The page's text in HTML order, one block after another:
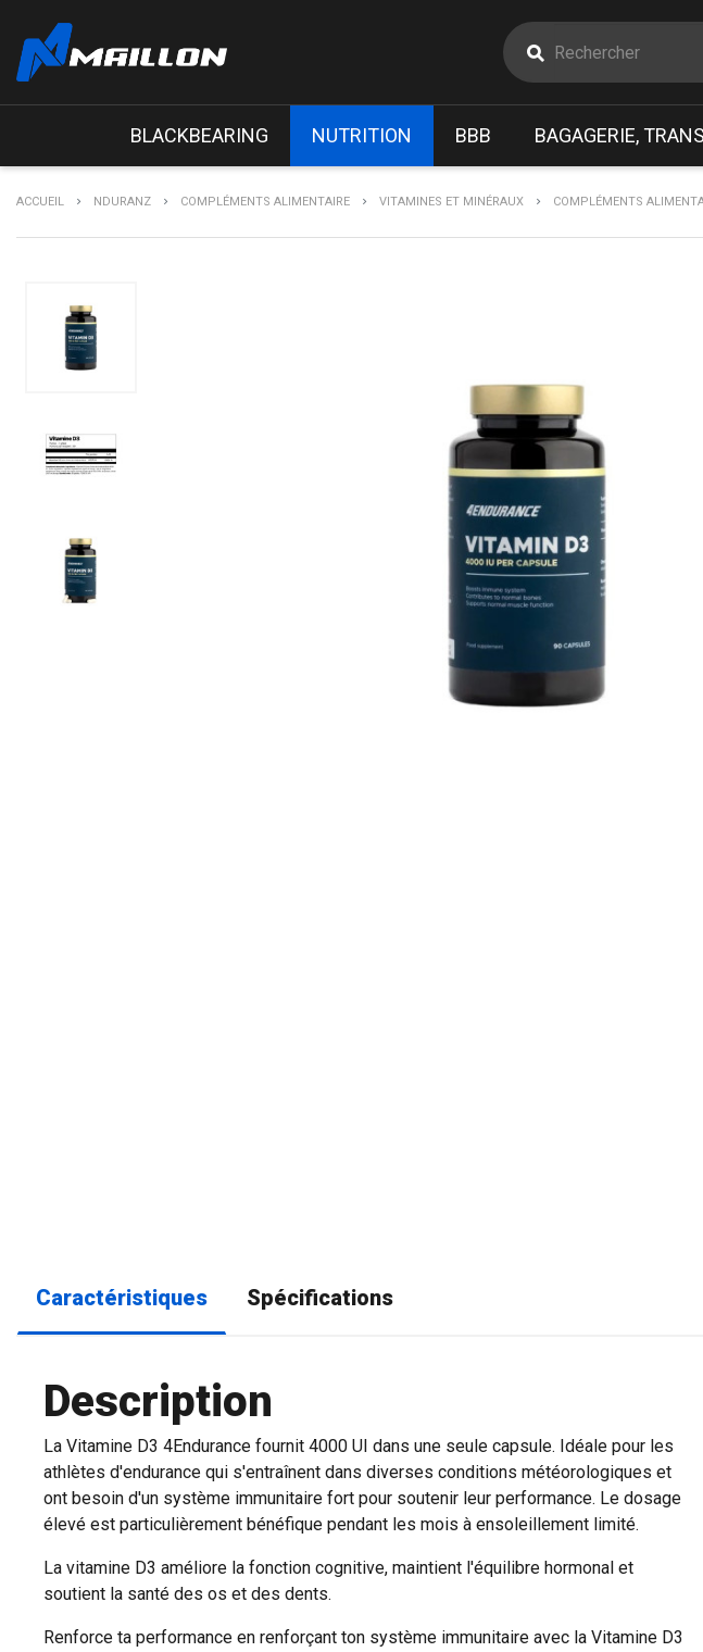
BLACKBEARING NUTRITION BBB BAGAGERIE,
ACCUEIL NDURANZ COMPLÉMENTS ALIMENTAIRE VITAMINES ET MINÉRAUX COMPLÉMENTS
Caractéristiques Spécifications
Description
La Vitamine D3 4Endurance fournit 4000 UI dans une seule capsule. Idéale pour les
athlètes d'endurance qui s'entraînent dans diverses conditions météorologiques et
ont besoin d'un système immunitaire fort pour soutenir leur performance. Le dosage
élevé est particulièrement bénéfique pendant les mois à ensoleillement limité.
La vitamine D3 améliore la fonction cognitive, maintient l'équilibre hormonal et
soutient la santé des os et des dents.
Renforce ta performance en renforçant ton système immunitaire avec la Vitamine D3